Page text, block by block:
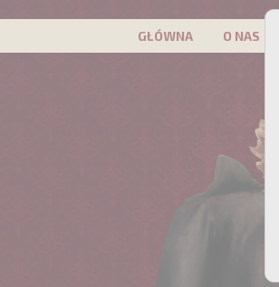
GŁÓWNA O NAS